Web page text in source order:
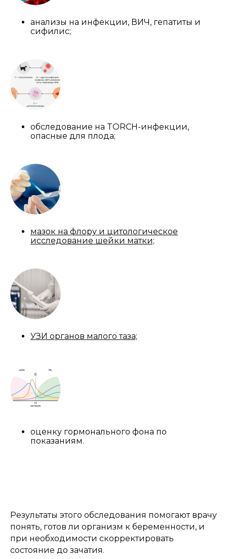
анализы на инфекции, ВИЧ, гепатиты и
сифилис;
обследование на TORCH-инфекции,
опасные для плода;
мазок на флору и цитологическое
исследование шейки матки;
УЗИ органов малого таза;
оценку гормонального фона по
показаниям.
Результаты этого обследования помогают врачу
понять, готов ли организм к беременности, и
при необходимости скорректировать
состояние до зачатия.